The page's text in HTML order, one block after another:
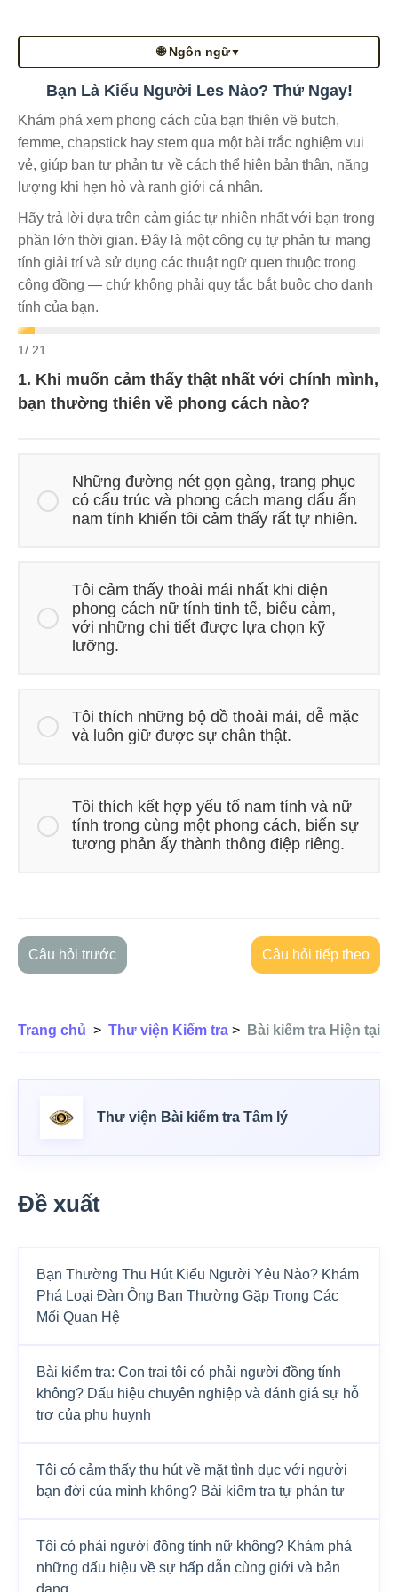
🌐 Ngôn ngữ▼
Bạn Là Kiểu Người Les Nào? Thử Ngay!
Khám phá xem phong cách của bạn thiên về butch,
femme, chapstick hay stem qua một bài trắc nghiệm vui
vẻ, giúp bạn tự phản tư về cách thể hiện bản thân, năng
lượng khi hẹn hò và ranh giới cá nhân.
Hãy trả lời dựa trên cảm giác tự nhiên nhất với bạn trong
phần lớn thời gian. Đây là một công cụ tự phản tư mang
tính giải trí và sử dụng các thuật ngữ quen thuộc trong
cộng đồng — chứ không phải quy tắc bắt buộc cho danh
tính của bạn.
1/ 21
1. Khi muốn cảm thấy thật nhất với chính mình,
bạn thường thiên về phong cách nào?
Những đường nét gọn gàng, trang phục
có cấu trúc và phong cách mang dấu ấn
nam tính khiến tôi cảm thấy rất tự nhiên.
Tôi cảm thấy thoải mái nhất khi diện
phong cách nữ tính tinh tế, biểu cảm,
với những chi tiết được lựa chọn kỹ
lưỡng.
Tôi thích những bộ đồ thoải mái, dễ mặc
và luôn giữ được sự chân thật.
Tôi thích kết hợp yếu tố nam tính và nữ
tính trong cùng một phong cách, biến sự
tương phản ấy thành thông điệp riêng.
Câu hỏi trước Câu hỏi tiếp theo
Trang chủ > Thư viện Kiểm tra > Bài kiểm tra Hiện tại
Thư viện Bài kiểm tra Tâm lý
Đề xuất
Bạn Thường Thu Hút Kiểu Người Yêu Nào? Khám
Phá Loại Đàn Ông Bạn Thường Gặp Trong Các
Mối Quan Hệ
Bài kiểm tra: Con trai tôi có phải người đồng tính
không? Dấu hiệu chuyên nghiệp và đánh giá sự hỗ
trợ của phụ huynh
Tôi có cảm thấy thu hút về mặt tình dục với người
bạn đời của mình không? Bài kiểm tra tự phản tư
Tôi có phải người đồng tính nữ không? Khám phá
những dấu hiệu về sự hấp dẫn cùng giới và bản
dạng